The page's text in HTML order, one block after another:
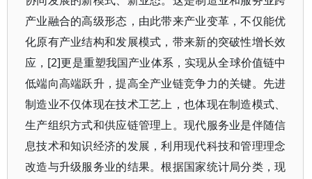
产业融合的高级形态，由此带来产业变革，不仅能优
化原有产业结构和发展模式，带来新的突破性增长效
应，[2]更是重塑我国产业体系，实现从全球价值链中
低端向高端跃升，提高全产业链竞争力的关键。先进
制造业不仅体现在技术工艺上，也体现在制造模式、
生产组织方式和供应链管理上。现代服务业是伴随信
息技术和知识经济的发展，利用现代科技和管理理念
改造与升级服务业的结果。根据国家统计局分类，现